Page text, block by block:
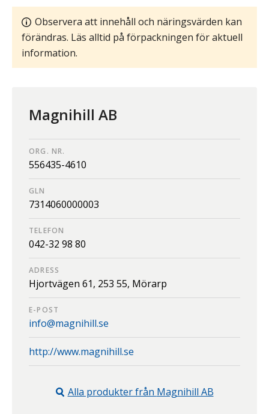
Observera att innehåll och näringsvärden kan
förändras. Läs alltid på förpackningen för aktuell
information.
Magnihill AB
ORG. NR.
556435-4610
GLN
7314060000003
TELEFON
042-32 98 80
ADRESS
Hjortvägen 61, 253 55, Mörarp
E-POST
info@magnihill.se
http://www.magnihill.se
Alla produkter från Magnihill AB